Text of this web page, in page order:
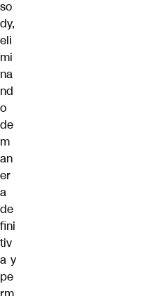
so
dy,
eli
mi
na
nd
o
de
m
an
er
a
de
fini
tiv
a y
pe